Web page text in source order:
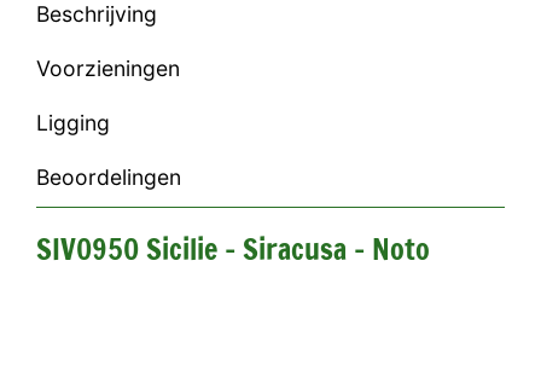
Beschrijving
Voorzieningen
Ligging
Beoordelingen
SIV0950 Sicilie - Siracusa - Noto